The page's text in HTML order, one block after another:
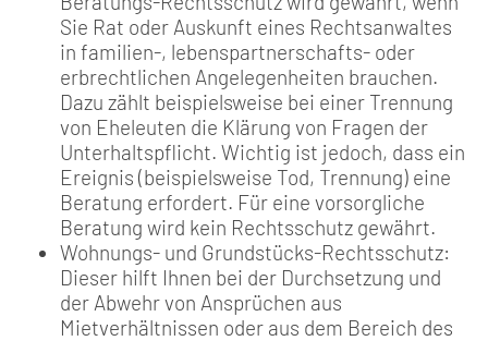
Sie Rat oder Auskunft eines Rechtsanwaltes
in familien-, lebenspartnerschafts- oder
erbrechtlichen Angelegenheiten brauchen.
Dazu zählt beispielsweise bei einer Trennung
von Eheleuten die Klärung von Fragen der
Unterhaltspflicht. Wichtig ist jedoch, dass ein
Ereignis (beispielsweise Tod, Trennung) eine
Beratung erfordert. Für eine vorsorgliche
Beratung wird kein Rechtsschutz gewährt.
Wohnungs- und Grundstücks-Rechtsschutz:
Dieser hilft Ihnen bei der Durchsetzung und
der Abwehr von Ansprüchen aus
Mietverhältnissen oder aus dem Bereich des